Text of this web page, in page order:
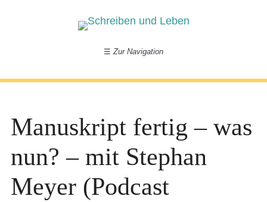
☰ Zur Navigation
Manuskript fertig – was
nun? – mit Stephan
Meyer (Podcast